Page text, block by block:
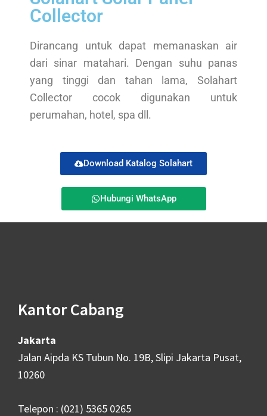
Collector
Dirancang untuk dapat memanaskan air
dari sinar matahari. Dengan suhu panas
yang tinggi dan tahan lama, Solahart
Collector cocok digunakan untuk
perumahan, hotel, spa dll.
Download Katalog Solahart
Hubungi WhatsApp
Kantor Cabang
Jakarta
Jalan Aipda KS Tubun No. 19B, Slipi Jakarta Pusat,
10260
Telepon : (021) 5365 0265